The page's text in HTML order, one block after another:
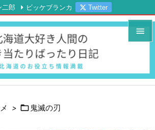


二郎 ビッケブランカ
Twitter
RSS Feedly
>  鬼滅の刃